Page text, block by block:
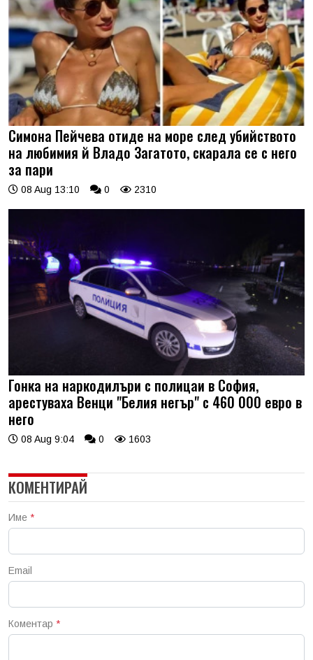
Симона Пейчева отиде на море след убийството
на любимия й Владо Загатото, скарала се с него
за пари
08 Aug 13:10 0 2310
Гонка на наркодилъри с полицаи в София,
арестуваха Венци "Белия негър" с 460 000 евро в
него
08 Aug 9:04 0 1603
КОМЕНТИРАЙ
Име *
Email
Коментар *